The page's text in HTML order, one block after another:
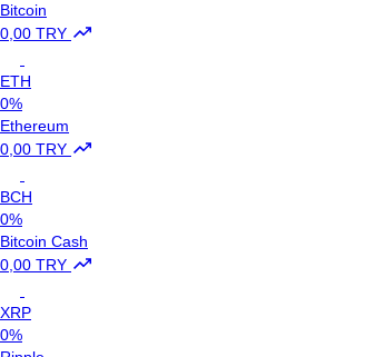
Bitcoin
0,00 TRY
ETH
0%
Ethereum
0,00 TRY
BCH
0%
Bitcoin Cash
0,00 TRY
XRP
0%